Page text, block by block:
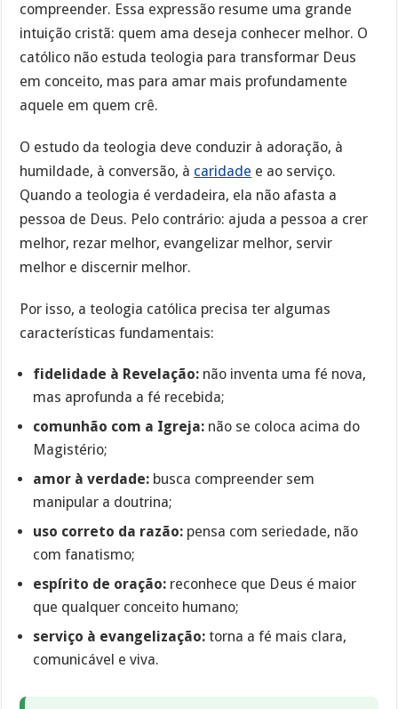
compreender. Essa expressão resume uma grande
intuição cristã: quem ama deseja conhecer melhor. O
católico não estuda teologia para transformar Deus
em conceito, mas para amar mais profundamente
aquele em quem crê.
O estudo da teologia deve conduzir à adoração, à
humildade, à conversão, à caridade e ao serviço.
Quando a teologia é verdadeira, ela não afasta a
pessoa de Deus. Pelo contrário: ajuda a pessoa a crer
melhor, rezar melhor, evangelizar melhor, servir
melhor e discernir melhor.
Por isso, a teologia católica precisa ter algumas
características fundamentais:
fidelidade à Revelação: não inventa uma fé nova,
mas aprofunda a fé recebida;
comunhão com a Igreja: não se coloca acima do
Magistério;
amor à verdade: busca compreender sem
manipular a doutrina;
uso correto da razão: pensa com seriedade, não
com fanatismo;
espírito de oração: reconhece que Deus é maior
que qualquer conceito humano;
serviço à evangelização: torna a fé mais clara,
comunicável e viva.